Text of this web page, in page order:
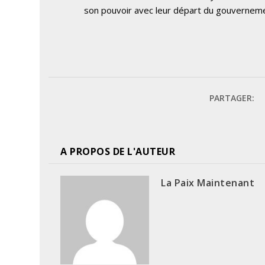
son pouvoir avec leur départ du
PARTAGER:
A PROPOS DE L'AUTEUR
La Paix Maintenant